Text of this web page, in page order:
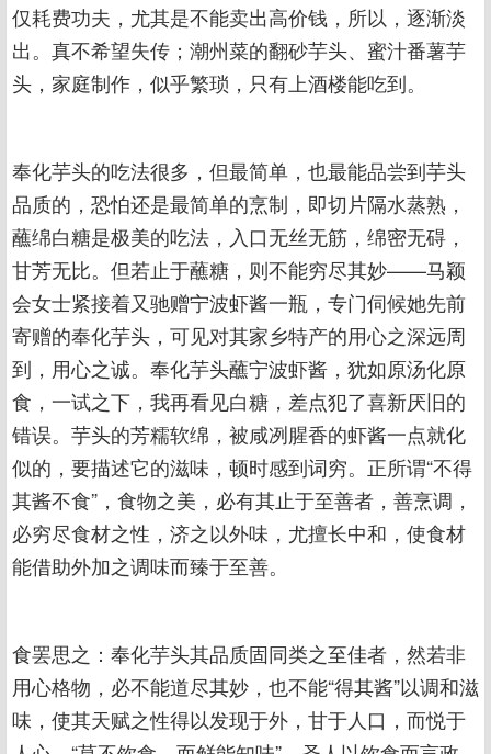
仅耗费功夫，尤其是不能卖出高价钱，所以，逐渐淡
出。真不希望失传；潮州菜的翻砂芋头、蜜汁番薯芋
头，家庭制作，似乎繁琐，只有上酒楼能吃到。
奉化芋头的吃法很多，但最简单，也最能品尝到芋头
品质的，恐怕还是最简单的烹制，即切片隔水蒸熟，
蘸绵白糖是极美的吃法，入口无丝无筋，绵密无碍，
甘芳无比。但若止于蘸糖，则不能穷尽其妙——马颖
会女士紧接着又驰赠宁波虾酱一瓶，专门伺候她先前
寄赠的奉化芋头，可见对其家乡特产的用心之深远周
到，用心之诚。奉化芋头蘸宁波虾酱，犹如原汤化原
食，一试之下，我再看见白糖，差点犯了喜新厌旧的
错误。芋头的芳糯软绵，被咸冽腥香的虾酱一点就化
似的，要描述它的滋味，顿时感到词穷。正所谓“不得
其酱不食”，食物之美，必有其止于至善者，善烹调，
必穷尽食材之性，济之以外味，尤擅长中和，使食材
能借助外加之调味而臻于至善。
食罢思之：奉化芋头其品质固同类之至佳者，然若非
用心格物，必不能道尽其妙，也不能“得其酱”以调和滋
味，使其天赋之性得以发现于外，甘于人口，而悦于